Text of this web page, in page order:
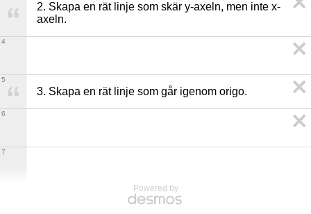
2. Skapa en rät linje som skär y-axeln, men inte x-
axeln.
4
3. Skapa en rät linje som går igenom origo.
5
6
7
Powered by